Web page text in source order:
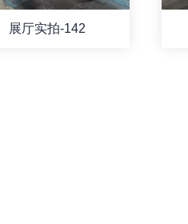
展厅实拍-142